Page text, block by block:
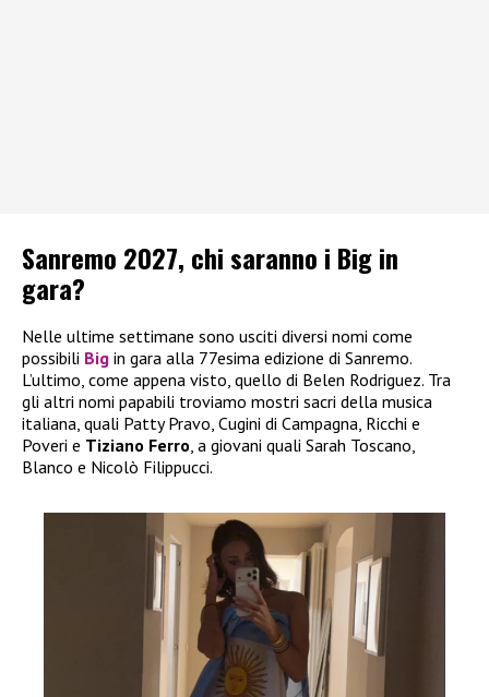
Sanremo 2027, chi saranno i Big in
gara?
Nelle ultime settimane sono usciti diversi nomi come
possibili Big in gara alla 77esima edizione di Sanremo.
L’ultimo, come appena visto, quello di Belen Rodriguez. Tra
gli altri nomi papabili troviamo mostri sacri della musica
italiana, quali Patty Pravo, Cugini di Campagna, Ricchi e
Poveri e Tiziano Ferro, a giovani quali Sarah Toscano,
Blanco e Nicolò Filippucci.